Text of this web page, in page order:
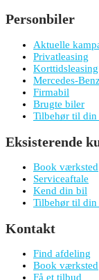
Personbiler
Aktuelle
Privatleasing
Korttidsleasing
Mercedes-
Firmabil
Brugte biler
Tilbehør til din
Eksisterende
Book værksted
Serviceaftale
Kend din bil
Tilbehør til din
Kontakt
Find afdeling
Book værksted
Få et tilbud